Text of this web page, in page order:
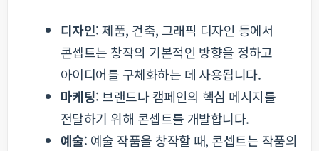
디자인: 제품, 건축, 그래픽 디자인 등에서
콘셉트는 창작의 기본적인 방향을 정하고
아이디어를 구체화하는 데 사용됩니다.
마케팅: 브랜드나 캠페인의 핵심 메시지를
전달하기 위해 콘셉트를 개발합니다.
예술: 예술 작품을 창작할 때, 콘셉트는 작품의